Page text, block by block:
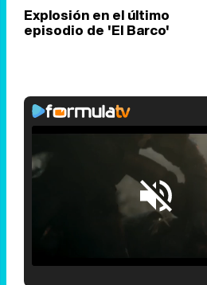
Explosión en el último
episodio de 'El Barco'